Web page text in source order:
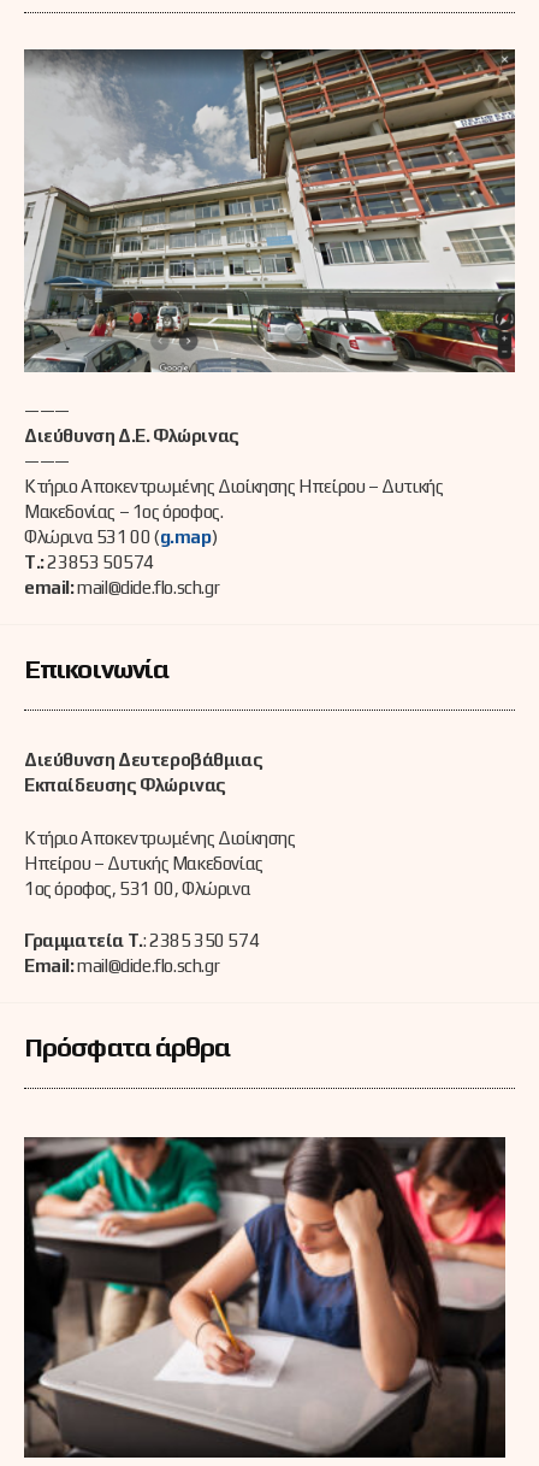
———
Διεύθυνση Δ.Ε. Φλώρινας
———
Κτήριο Αποκεντρωμένης Διοίκησης Ηπείρου – Δυτικής
Μακεδονίας – 1ος όροφος.
Φλώρινα 531 00 (g.map)
Τ.:23853 50574
email:mail@dide.flo.sch.gr
Επικοινωνία
Διεύθυνση Δευτεροβάθμιας
Εκπαίδευσης Φλώρινας
Κτήριο Αποκεντρωμένης Διοίκησης
Ηπείρου – Δυτικής Μακεδονίας
1ος όροφος, 531 00, Φλώρινα
Γραμματεία Τ.: 2385 350 574
Email:mail@dide.flo.sch.gr
Πρόσφατα άρθρα